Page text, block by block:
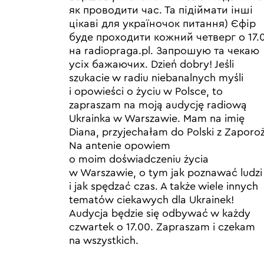
як проводити час. Та підіймати інші
цікаві для україночок питання) Єфір
буде проходити кожний четверг о
на radiopraga.pl. Запрошую та чекаю
усіх бажаючих. Dzień dobry! Jeśli
szukacie w radiu niebanalnych myśli
i opowieści o życiu w Polsce, to
zapraszam na moją audycję radiową
Ukrainka w Warszawie. Mam na imię
Diana, przyjechałam do Polski z
Na antenie opowiem
o moim doświadczeniu życia
w Warszawie, o tym jak poznawać ludzi
i jak spędzać czas. A także wiele innych
tematów ciekawych dla Ukrainek!
Audycja będzie się odbywać w każdy
czwartek o 17.00. Zapraszam i czekam
na wszystkich.